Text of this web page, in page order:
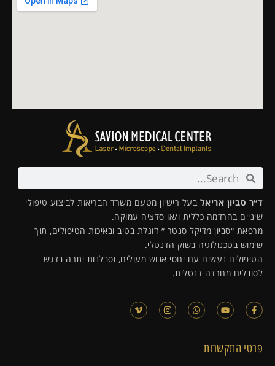
פרטי התקשרות
ד״ר סביון אריאל בעל רישיון מטעם משרד הבריאות לביצוע טיפולי
שיניים בהרדמה כללית ו/או סדציה עמוקה.
מרפאת ״סביון מדיקל סנטר ״ דוגלת בטיב ובאיכות הטיפולים, תוך
שימוש בטכנולוגיה בשוק הדנטלי.
הטיפולים נעשים עם יחסי אנוש מעולים, וסבלנות יתרה בדגש
לסובלים מחרדה דנטלית.